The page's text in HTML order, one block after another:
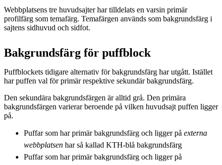
Webbplatsens tre huvudsajter har tilldelats en varsin primär
profilfärg som temafärg. Temafärgen används som bakgrundsfärg i
sajtens sidhuvud och sidfot.
Bakgrundsfärg för puffblock
Puffblockets tidigare alternativ för bakgrundsfärg har utgått. Istället
har puffen val för primär respektive sekundär bakgrundsfärg.
Den sekundära bakgrundsfärgen är alltid grå. Den primära
bakgrundsfärgen varierar beroende på vilken huvudsajt puffen ligger
på.
Puffar som har primär bakgrundsfärg och ligger på externa
webbplatsen har så kallad KTH-blå bakgrundsfärg
Puffar som har primär bakgrundsfärg och ligger på